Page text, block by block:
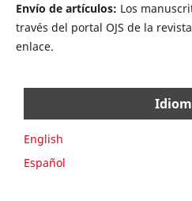
Envío de artículos: Los
través del portal OJS de la
enlace.
English
Español